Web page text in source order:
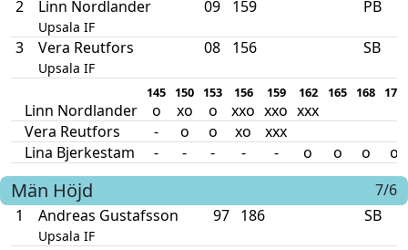
2 Linn Nordlander
Upsala IF
09 159 PB
3 Vera Reutfors
Upsala IF
08 156 SB
145 150 153 156 159 162 165 168 171
Linn Nordlander o xo o xxo xxo xxx
Vera Reutfors
- o o xo
xxx
Lina Bjerkestam
- - - - - o o o o
Män Höjd
7/6
1
Andreas Gustafsson
Upsala IF
97 186 SB